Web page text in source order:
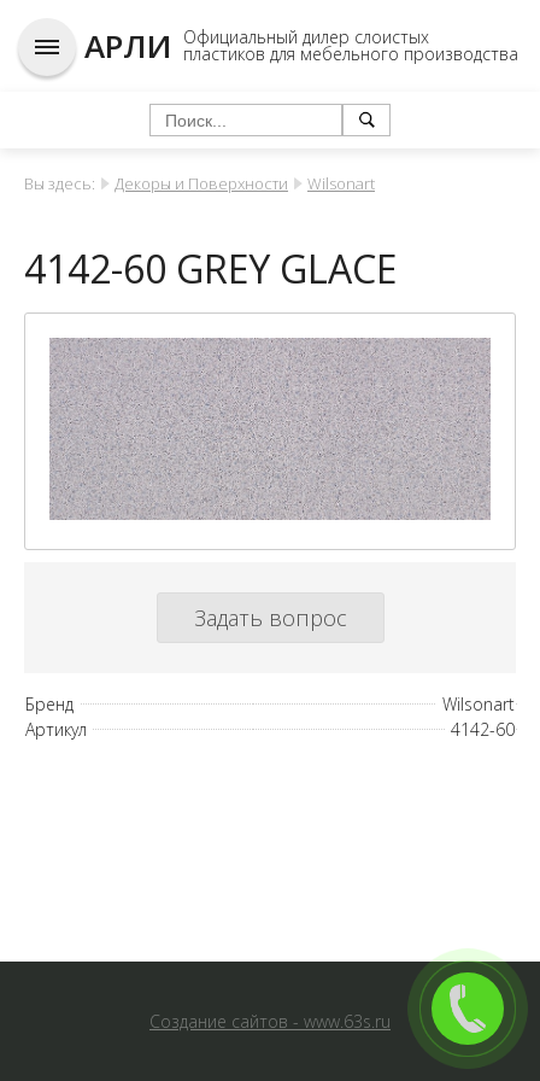
АРЛИ Официальный дилер слоистых
пластиков для мебельного производства
Вы здесь: Декоры и Поверхности Wilsonart
4142-60 GREY GLACE
Задать вопрос
Бренд
Wilsonart
Артикул
4142-60
Создание сайтов - www.63s.ru